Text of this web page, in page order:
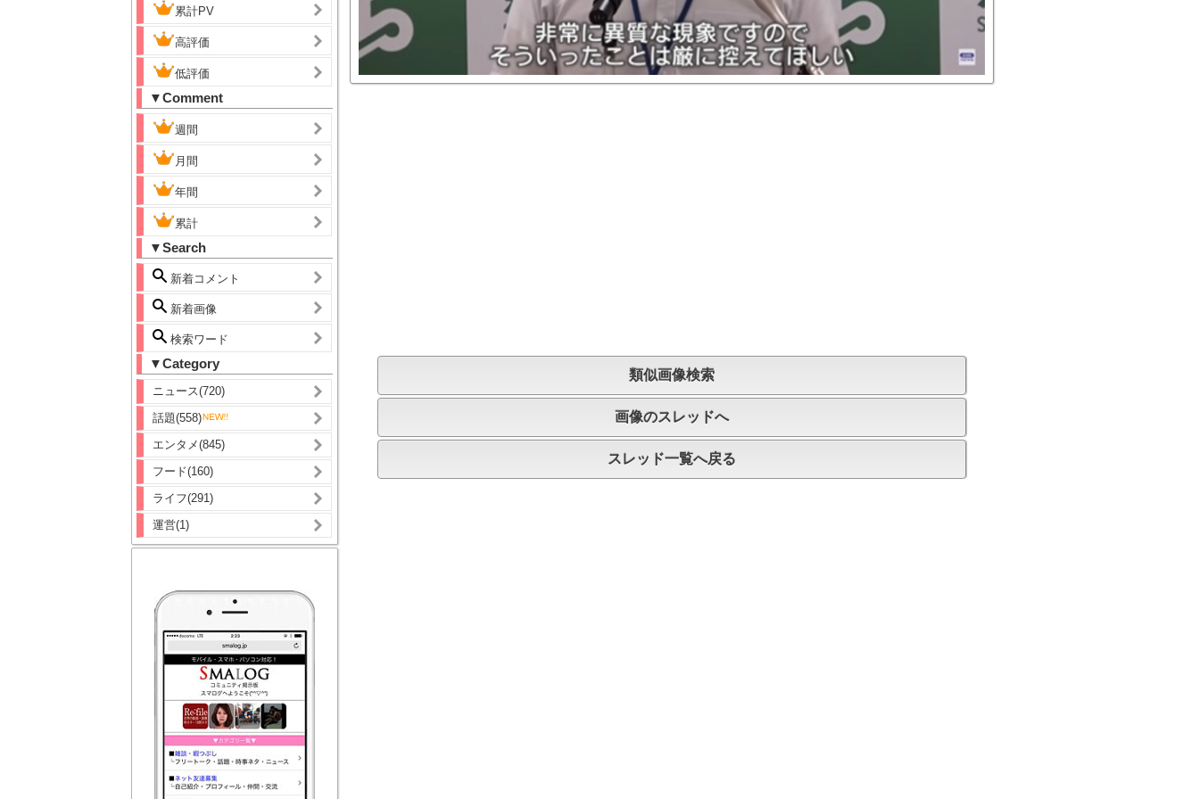
累計PV
高評価
低評価
▼Comment
週間
月間
年間
累計
▼Search
新着コメント
新着画像
検索ワード
▼Category
ニュース(720)
話題(558)
エンタメ(845)
フード(160)
ライフ(291)
運営(1)
類似画像検索
画像のスレッドへ
スレッド一覧へ戻る